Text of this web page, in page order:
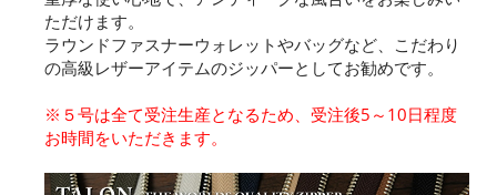
ただけます。
ラウンドファスナーウォレットやバッグなど、こだわり
の高級レザーアイテムのジッパーとしてお勧めです。
※５号は全て受注生産となるため、受注後5～10日程度
お時間をいただきます。